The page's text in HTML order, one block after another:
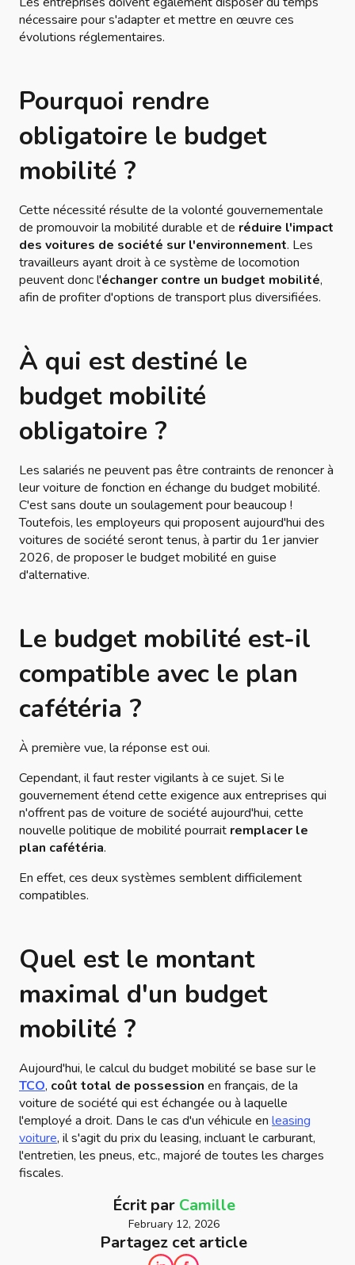
nécessaire pour s'adapter et mettre en œuvre ces
évolutions réglementaires.
Pourquoi rendre
obligatoire le budget
mobilité ?
Cette nécessité résulte de la volonté gouvernementale
de promouvoir la mobilité durable et de réduire l'impact
des voitures de société sur l'environnement. Les
travailleurs ayant droit à ce système de locomotion
peuvent donc l'échanger contre un budget mobilité,
afin de profiter d'options de transport plus diversifiées.
À qui est destiné le
budget mobilité
obligatoire ?
Les salariés ne peuvent pas être contraints de renoncer à
leur voiture de fonction en échange du budget mobilité.
C'est sans doute un soulagement pour beaucoup !
Toutefois, les employeurs qui proposent aujourd'hui des
voitures de société seront tenus, à partir du 1er janvier
2026, de proposer le budget mobilité en guise
d'alternative.
Le budget mobilité est-il
compatible avec le plan
cafétéria ?
À première vue, la réponse estoui.
Cependant, il faut rester vigilants à ce sujet. Si le
gouvernement étend cette exigence aux entreprises qui
n'offrent pas de voiture de société aujourd'hui, cette
nouvelle politique de mobilité pourrait remplacer le
plan cafétéria.
En effet, ces deux systèmes semblent difficilement
compatibles.
Quel est le montant
maximal d'un budget
mobilité ?
Aujourd'hui, le calcul du budget mobilité se base sur le
TCO, coût total de possession en français, de la
voiture de société qui est échangée ou à laquelle
l'employé a droit. Dans le cas d'un véhicule en leasing
voiture, il s'agit du prix du leasing, incluant le carburant,
l'entretien, les pneus, etc., majoré de toutes les charges
fiscales.
Écrit par Camille
February 12, 2026
Partagez cet article